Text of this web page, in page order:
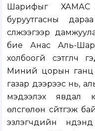
Шарифыг ХАМАС
буруутгасны
сүлжээгээр
бие Анас Аль-
холбоогүй
Миний цорын ганц
газар дээрээс нь,
мэдээлэх явдал
өлсгөлөн сүйтгэж
эзлэгчдийн